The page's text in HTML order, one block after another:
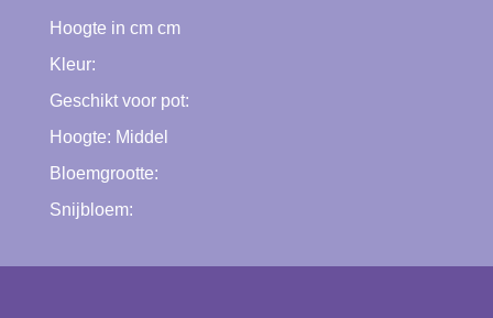
Hoogte in cm cm
Kleur:
Geschikt voor pot:
Hoogte: Middel
Bloemgrootte:
Snijbloem: